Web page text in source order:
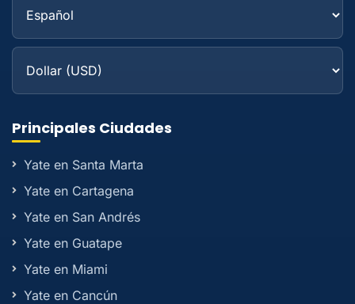
Principales Ciudades
Yate en Santa Marta
Yate en Cartagena
Yate en San Andrés
Yate en Guatape
Yate en Miami
Yate en Cancún